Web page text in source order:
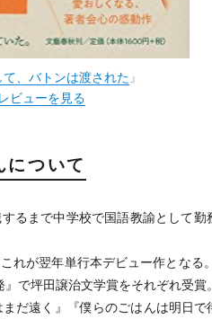
て、バトンは渡された 』
ビューを見る
について
るまで中学校で国語教諭として勤
れが翌年単行本デビュー作となる
で坪田譲治文学賞をそれぞれ受賞。
だ遠く』『僕らのごはんは明日